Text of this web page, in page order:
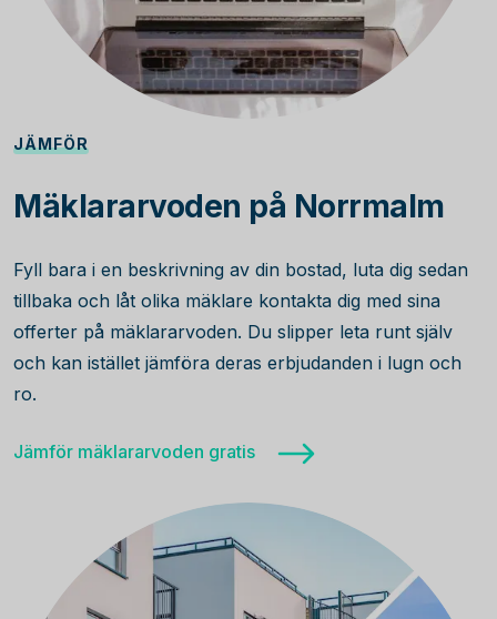
JÄMFÖR
Mäklararvoden på Norrmalm
Fyll bara i en beskrivning av din bostad, luta dig sedan
tillbaka och låt olika mäklare kontakta dig med sina
offerter på mäklararvoden. Du slipper leta runt själv
och kan istället jämföra deras erbjudanden i lugn och
ro.
Jämför mäklararvoden gratis